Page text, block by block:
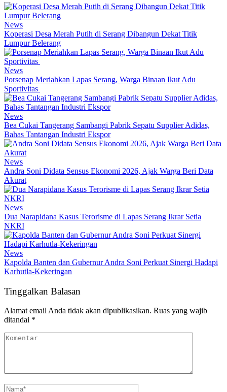
News
Koperasi Desa Merah Putih di Serang Dibangun Dekat Titik
Lumpur Belerang
News
Porsenap Meriahkan Lapas Serang, Warga Binaan Ikut Adu
Sportivitas
News
Bea Cukai Tangerang Sambangi Pabrik Sepatu Supplier Adidas,
Bahas Tantangan Industri Ekspor
News
Andra Soni Didata Sensus Ekonomi 2026, Ajak Warga Beri Data
Akurat
News
Dua Narapidana Kasus Terorisme di Lapas Serang Ikrar Setia
NKRI
News
Kapolda Banten dan Gubernur Andra Soni Perkuat Sinergi Hadapi
Karhutla-Kekeringan
Tinggalkan Balasan
Alamat email Anda tidak akan dipublikasikan. Ruas yang wajib
ditandai *